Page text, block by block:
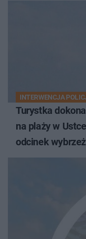
INTERWENCJA
Turystka
na plaży w
odcinek